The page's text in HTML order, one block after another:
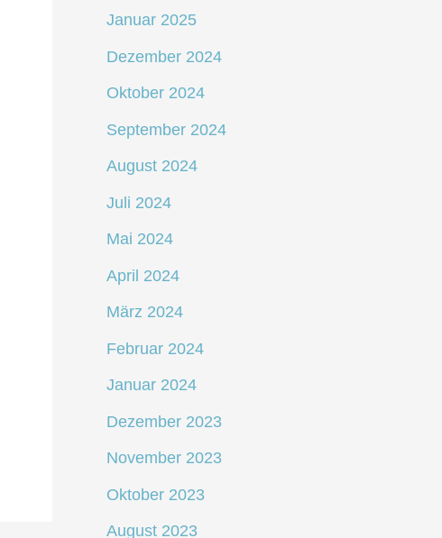
Januar 2025
Dezember 2024
Oktober 2024
September 2024
August 2024
Juli 2024
Mai 2024
April 2024
März 2024
Februar 2024
Januar 2024
Dezember 2023
November 2023
Oktober 2023
August 2023